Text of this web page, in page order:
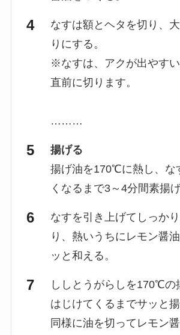
なすは額とヘタを切り、
りにする。
※なすは、アクが出やす
直前に切ります。
………
揚げる
揚げ油を170℃に熱し、な
くなるまで3～4分間素揚
なすを引き上げてしっか
り、熱いうちにレモン醤
ッと和える。
ししとうがらしを170℃の
はじけてくるまでサッと
同様に油を切ってレモン醤